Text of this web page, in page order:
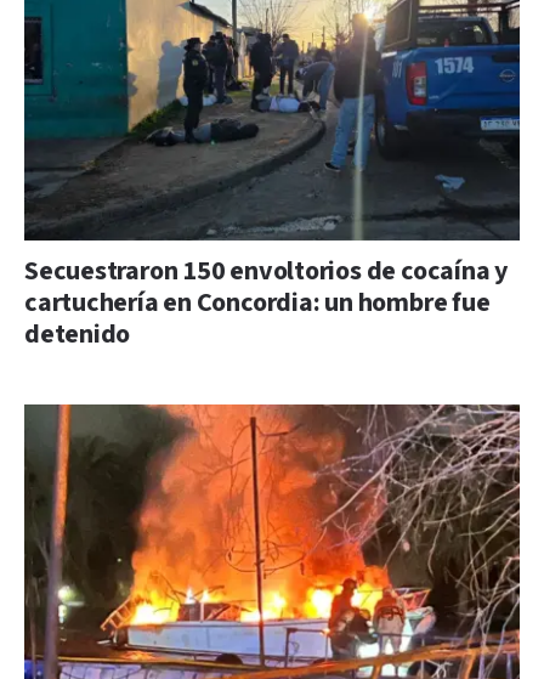
Secuestraron 150 envoltorios de cocaína y
cartuchería en Concordia: un hombre fue
detenido